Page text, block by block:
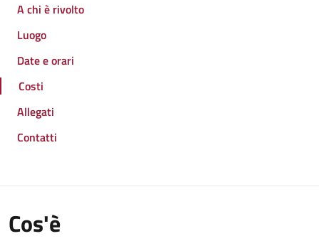
A chi è rivolto
Luogo
Date e orari
Costi
Allegati
Contatti
Cos'è